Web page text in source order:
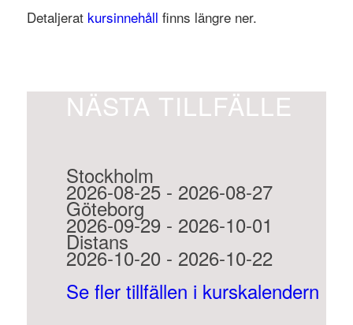
Detaljerat kursinnehåll finns längre ner.
NÄSTA TILLFÄLLE
Stockholm
2026-08-25 - 2026-08-27
Göteborg
2026-09-29 - 2026-10-01
Distans
2026-10-20 - 2026-10-22
Se fler tillfällen i kurskalendern